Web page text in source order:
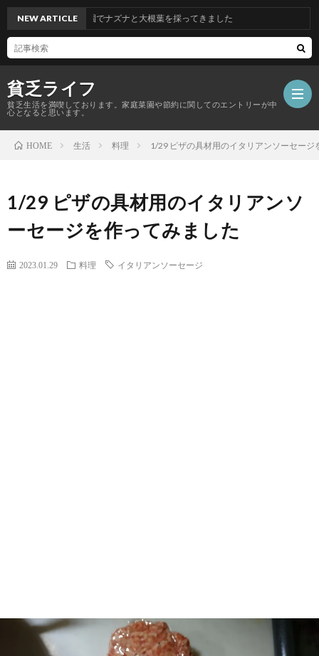
貧乏ライフ
貧乏生活を満喫しております。家庭菜園や節約に関してのエントリーが中
心となると思います。
NEW ARTICLE
3/11 市民農園でナズナと大根葉を採ってきました
HOME 生活 料理 1/29 ピザの具材用のイタリアンソーセージ
1/29 ピザの具材用のイタリアンソ
ーセージを作ってみました
2023.01.29 料理 イタリアンソーセージ